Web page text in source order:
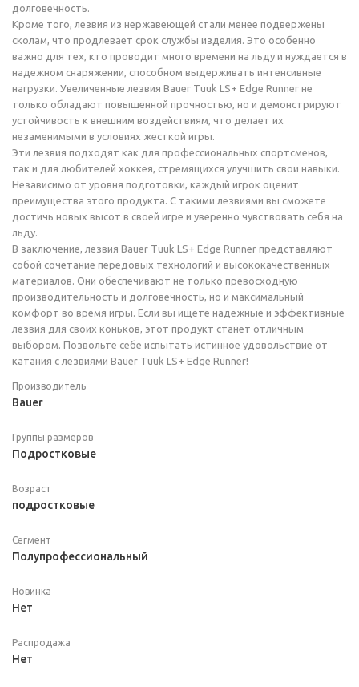
долговечность.
Кроме того, лезвия из нержавеющей стали менее подвержены
сколам, что продлевает срок службы изделия. Это особенно
важно для тех, кто проводит много времени на льду и нуждается в
надежном снаряжении, способном выдерживать интенсивные
нагрузки. Увеличенные лезвия Bauer Tuuk LS+ Edge Runner не
только обладают повышенной прочностью, но и демонстрируют
устойчивость к внешним воздействиям, что делает их
незаменимыми в условиях жесткой игры.
Эти лезвия подходят как для профессиональных спортсменов,
так и для любителей хоккея, стремящихся улучшить свои навыки.
Независимо от уровня подготовки, каждый игрок оценит
преимущества этого продукта. С такими лезвиями вы сможете
достичь новых высот в своей игре и уверенно чувствовать себя на
льду.
В заключение, лезвия Bauer Tuuk LS+ Edge Runner представляют
собой сочетание передовых технологий и высококачественных
материалов. Они обеспечивают не только превосходную
производительность и долговечность, но и максимальный
комфорт во время игры. Если вы ищете надежные и эффективные
лезвия для своих коньков, этот продукт станет отличным
выбором. Позвольте себе испытать истинное удовольствие от
катания с лезвиями Bauer Tuuk LS+ Edge Runner!
Производитель
Bauer
Группы размеров
Подростковые
Возраст
подростковые
Сегмент
Полупрофессиональный
Новинка
Нет
Распродажа
Нет